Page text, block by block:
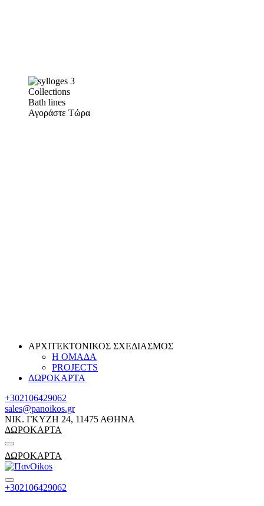
Collections
Bath lines
Αγοράστε Τώρα
ΑΡΧΙΤΕΚΤΟΝΙΚΟΣ ΣΧΕΔΙΑΣΜΟΣ
Η ΟΜΑΔΑ
PROJECTS
ΔΩΡΟΚΑΡΤΑ
+302106429062
sales@panoikos.gr
ΝΙΚ. ΓΚΥΖΗ 24, 11475 ΑΘΗΝΑ
ΔΩΡΟΚΑΡΤΑ
ΔΩΡΟΚΑΡΤΑ
+302106429062